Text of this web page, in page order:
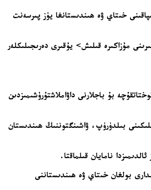
خىتاي ۋە ھىندىستانغا يۈز پىرسەنت
مۇزاكىرە قىلىش> يۇقىرى دەرىجىلىكلەر
بۇ باجلارنى داۋاملاشتۇرۇشىمىزدىن
بىلدۈرۈپ، ۋاشىنگتوننىڭ ھىندىستان
نامايان قىلماقتا.
بولغان خىتاي ۋە ھىندىستاننى